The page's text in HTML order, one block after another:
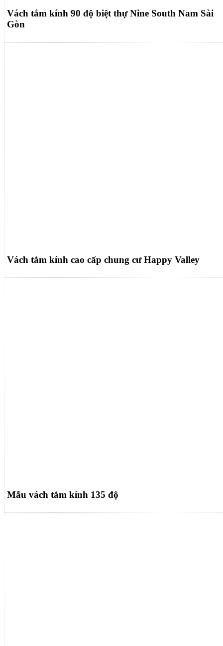
Vách tắm kính 90 độ biệt thự Nine South Nam Sài
Gòn
Vách tắm kính cao cấp chung cư Happy Valley
Mẫu vách tắm kính 135 độ